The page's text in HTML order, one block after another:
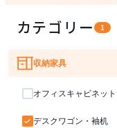
カテゴリー 1
テーブル・デスク
収納家具
デスクワゴン・袖机